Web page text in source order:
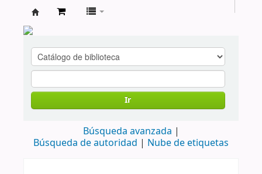
cendoc
Ir
Búsqueda avanzada
Búsqueda de autoridad
Nube de etiquetas